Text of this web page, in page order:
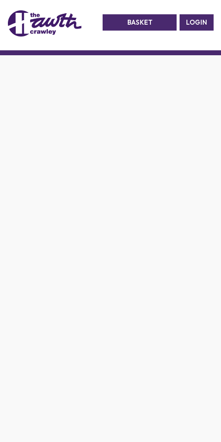
BASKET LOGIN